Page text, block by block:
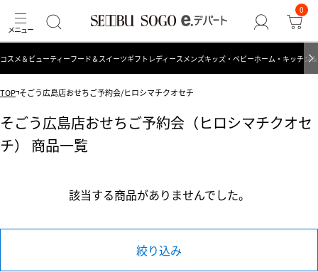
0
コスメ＆ビューティーフード＆スイーツギフト レディース メンズキッズ・ベビーホーム・キッチン
TOP そごう広島店おせちご予約会/ヒロシマチクオセチ
そごう広島店おせちご予約会（ヒロシマチクオセ
チ） 商品一覧
該当する商品がありませんでした。
絞り込み